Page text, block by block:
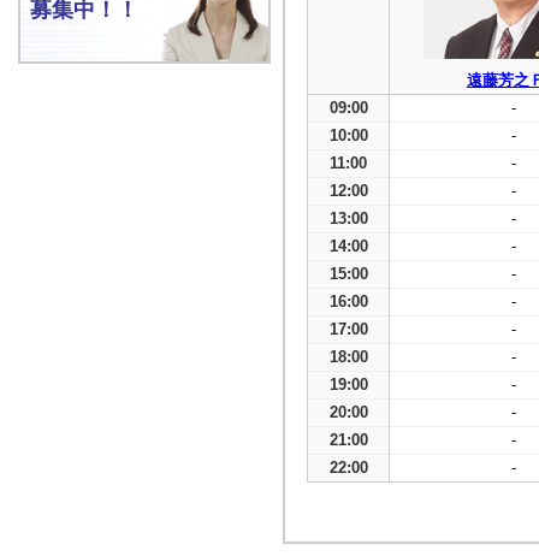
遠藤芳之
09:00
-
10:00
-
11:00
-
12:00
-
13:00
-
14:00
-
15:00
-
16:00
-
17:00
-
18:00
-
19:00
-
20:00
-
21:00
-
22:00
-
募集中！！